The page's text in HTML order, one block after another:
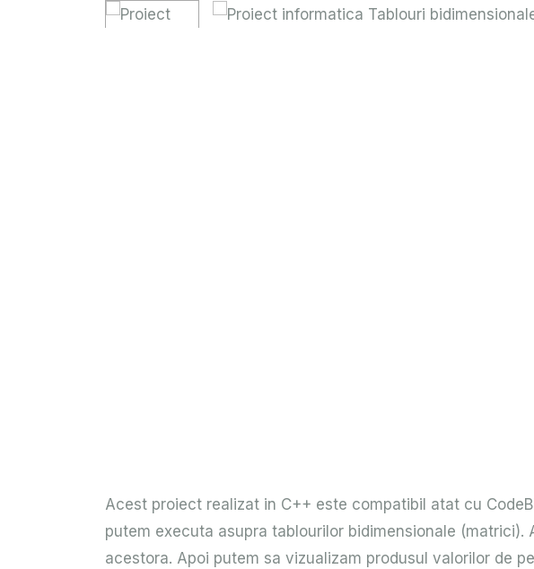
Acest proiect realizat in C++ este compatibil atat cu
putem executa asupra tablourilor bidimensionale
acestora. Apoi putem sa vizualizam produsul valorilor de